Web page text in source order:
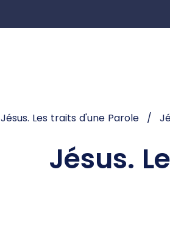
Jésus. Les traits d'une Parole
Jésus.